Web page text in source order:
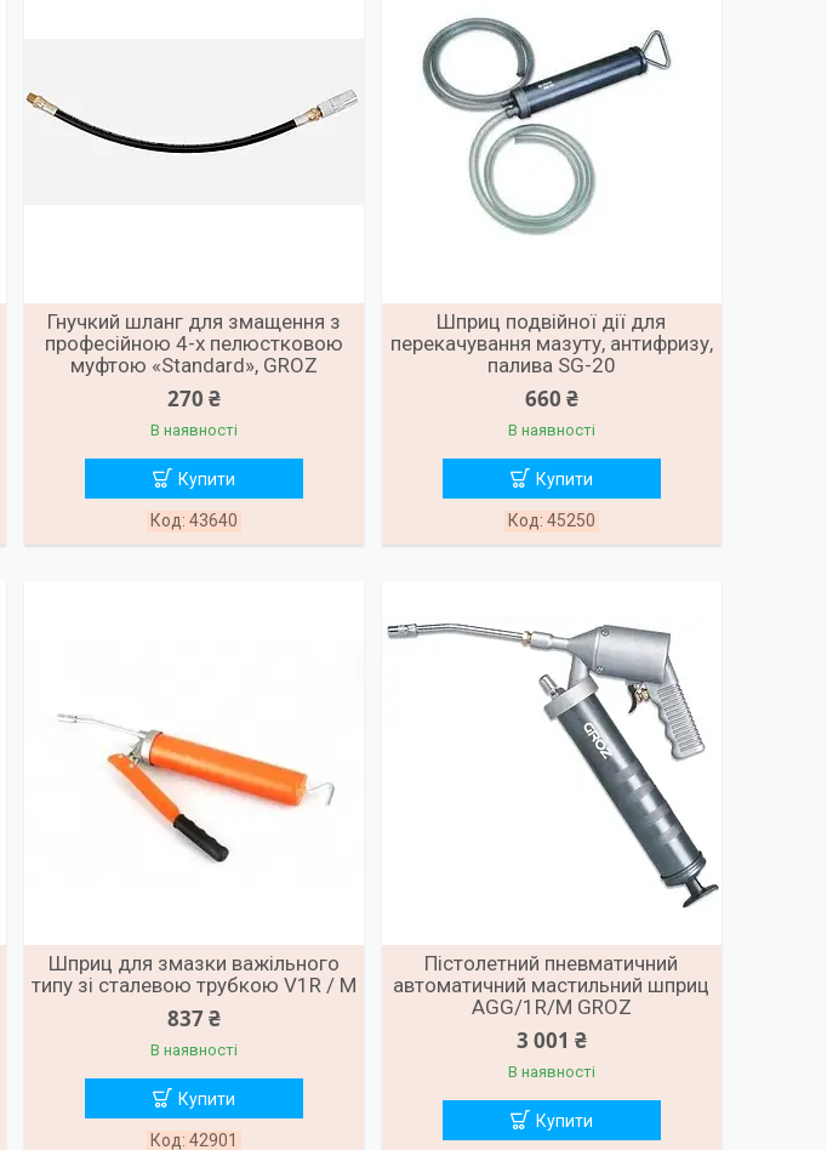
Гнучкий шланг для змащення з
професійною 4-х пелюстковою
муфтою «Standard», GROZ
270 ₴
В наявності
Купити
43640
Шприц подвійної дії для
перекачування мазуту, антифризу,
палива SG-20
660 ₴
В наявності
Купити
45250
Шприц для змазки важільного
типу зі сталевою трубкою V1R / M
837 ₴
В наявності
Купити
42901
Пістолетний пневматичний
автоматичний мастильний шприц
AGG/1R/M GROZ
3 001 ₴
В наявності
Купити